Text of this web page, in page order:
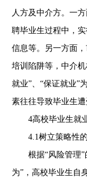
人方及中介方。一
聘毕业生过程中，
信息等。另一方面
培训陷阱等，中介
就业”、“保证就业”
素往往导致毕业生遭
4高校毕业生就
4.1树立策略性
根据“风险管理
为”，高校毕业生自